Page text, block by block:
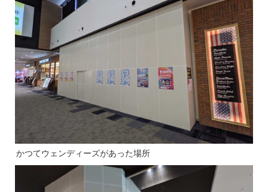
かつてウェンディーズがあった場所